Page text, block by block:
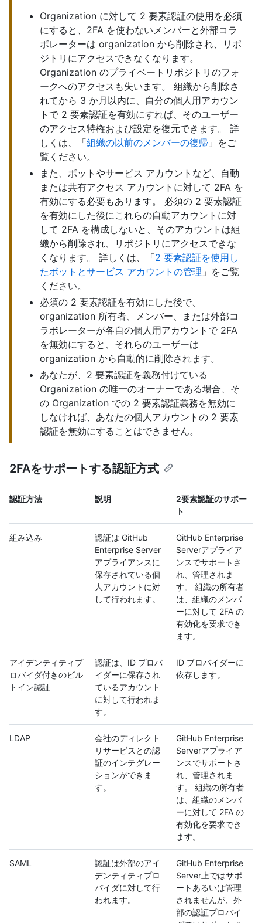
Organization に対して 2 要素認証の使用を必須
にすると、2FA を使わないメンバーと外部コラ
ボレーターは organization から削除され、リポ
ジトリにアクセスできなくなります。
Organization のプライベートリポジトリのフォ
ークへのアクセスも失います。 組織から削除さ
れてから 3 か月以内に、自分の個人用アカウン
トで 2 要素認証を有効にすれば、そのユーザー
のアクセス特権および設定を復元できます。 詳
しくは、「組織の以前のメンバーの復帰 」をご
覧ください。
また、ボットやサービス アカウントなど、自動
または共有アクセス アカウントに対して 2FA を
有効にする必要もあります。 必須の 2 要素認証
を有効にした後にこれらの自動アカウントに対
して 2FA を構成しないと、そのアカウントは組
織から削除され、リポジトリにアクセスできな
くなります。 詳しくは、「2 要素認証を使用し
たボットとサービス アカウントの管理 」をご覧
ください。
必須の 2 要素認証を有効にした後で、
organization 所有者、メンバー、または外部コ
ラボレーターが各自の個人用アカウントで 2FA
を無効にすると、それらのユーザーは
organization から自動的に削除されます。
あなたが、2 要素認証を義務付けている
Organization の唯一のオーナーである場合、そ
の Organization での 2 要素認証義務を無効に
しなければ、あなたの個人アカウントの 2 要素
認証を無効にすることはできません。
2FAをサポートする認証方式
認証方法 説明
2要素認証のサポー
ト
組み込み
認証は GitHub
Enterprise Server
アプライアンスに
保存されている個
人アカウントに対
して行われます。
GitHub Enterprise
Serverアプライア
ンスでサポートさ
れ、管理されま
す。 組織の所有者
は、組織のメンバ
ーに対して 2FA の
有効化を要求でき
ます。
アイデンティティプ
ロバイダ付きのビル
トイン認証
認証は、ID プロバ
イダーに保存され
ているアカウント
に対して行われま
す。
ID プロバイダーに
依存します。
LDAP
会社のディレクト
リサービスとの認
証のインテグレー
ションができま
す。
GitHub Enterprise
Serverアプライア
ンスでサポートさ
れ、管理されま
す。 組織の所有者
は、組織のメンバ
ーに対して 2FA の
有効化を要求でき
ます。
SAML
認証は外部のアイ
デンティティプロ
バイダに対して行
われます。
GitHub Enterprise
Server上ではサポ
ートあるいは管理
されませんが、外
部の認証プロバイ